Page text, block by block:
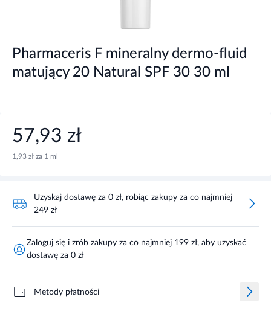
Pharmaceris F mineralny dermo-fluid
matujący 20 Natural SPF 30 30 ml
57,93 zł
1,93 zł za 1 ml
Uzyskaj dostawę za 0 zł, robiąc zakupy za co najmniej
249 zł
Zaloguj się i zrób zakupy za co najmniej 199 zł, aby uzyskać
dostawę za 0 zł
Metody płatności